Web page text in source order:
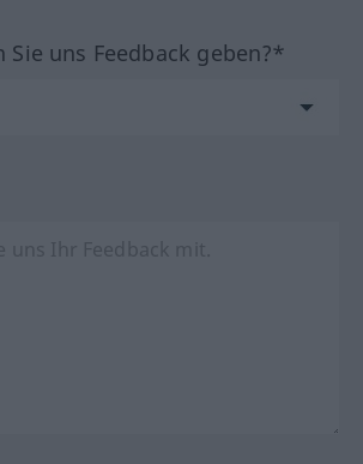
Sie uns Feedback geben?*